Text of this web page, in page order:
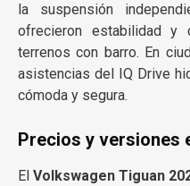
la suspensión
ofrecieron estabilidad y
terrenos con barro. En
asistencias del IQ Drive
cómoda y segura.
Precios y versiones
El Volkswagen Tiguan